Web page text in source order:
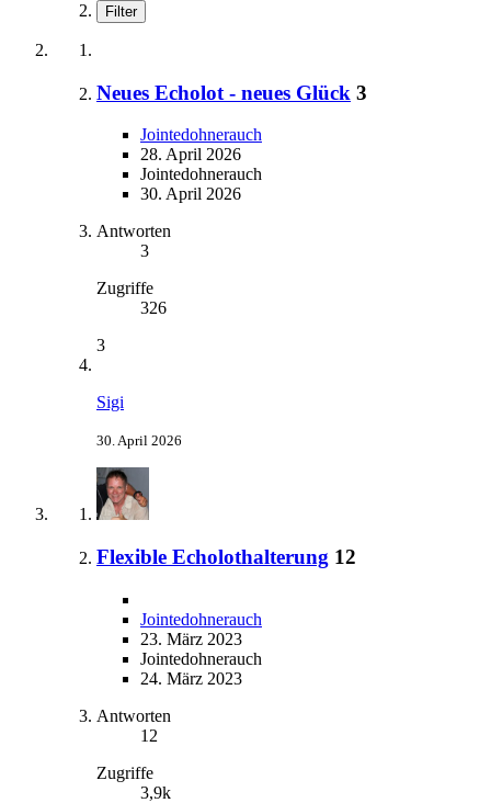
Filter
Neues Echolot - neues Glück 3
Jointedohnerauch
28. April 2026
Jointedohnerauch
30. April 2026
Antworten
3
Zugriffe
326
3
Sigi
30. April 2026
Flexible Echolothalterung 12
Jointedohnerauch
23. März 2023
Jointedohnerauch
24. März 2023
Antworten
12
Zugriffe
3,9k